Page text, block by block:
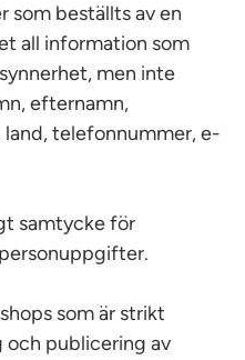
som beställts av en
all information som
men inte
efternamn,
telefonnummer, e-
samtycke för
som är strikt
publicering av